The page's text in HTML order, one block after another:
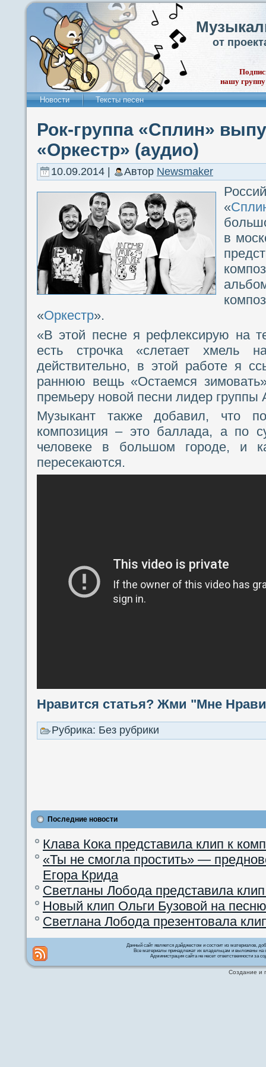
от
нашу
Новости Тексты песен
Рок-группа «Сплин»
«Оркестр» (аудио)
10.09.2014 | Автор Newsmaker
«
в
«Оркестр».
«В этой песне я рефлексирую на
есть строчка «слетает
действительно, в этой работе я
раннюю вещь «Остаемся
премьеру новой песни лидер группы
Музыкант также добавил, что
композиция – это баллада, а по
человеке в большом городе, и
пересекаются.
Нравится статья? Жми "Мне
Рубрика: Без рубрики
Последние новости
Клава Кока представила клип к
«Ты не смогла простить» —
Егора Крида
Светланы Лобода представила
Новый клип Ольги Бузовой на
Светлана Лобода презентовала
Данный сайт является дайджестом и состоит из материалов,
Все материалы принадлежат их владельцам и выложены на
Администрация сайта не несет ответственности за
Создание и